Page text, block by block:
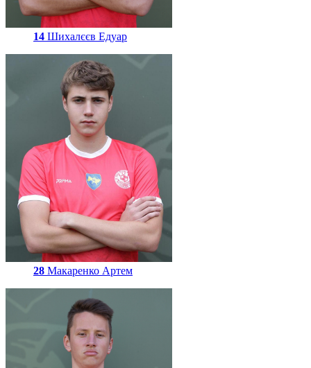
14 Шихалєєв Едуар
28 Макаренко Артем